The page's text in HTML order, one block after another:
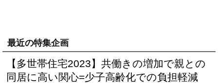
最近の特集企画
【多世帯住宅2023】共働きの増加で親との
同居に高い関心=少子高齢化での負担軽減